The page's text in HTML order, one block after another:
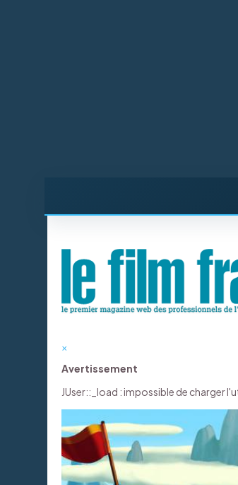
×
Avertissement
JUser::_load : impossible de charger